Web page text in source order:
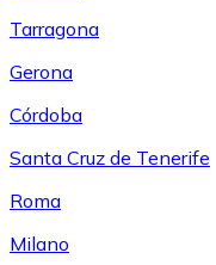
Tarragona
Gerona
Córdoba
Santa Cruz de Tenerife
Roma
Milano